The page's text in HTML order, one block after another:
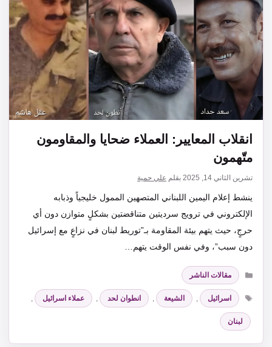
انقلاب المعايير: العملاء ضحايا والمقاومون
متّهمون
تشرين الثاني 14, 2025 بقلم علي حمية
ينشط إعلام اليمين اللبناني المتصهين الممول خليجياً وذبابه
الإلكتروني في ترويج سرديتين متناقضتين بشكلٍ متوازن دون أي
حرجٍ، حيث يتهم بيئة المقاومة بـ”توريط لبنان في نزاعٍ مع إسرائيل
دون سبب”، وفي نفس الوقت يتهم…
التصنيفات
مقالات الناشر
الوسوم
اسرائيل , الشيعة , انطوان لحد , عملاء اسرائيل ,
لبنان